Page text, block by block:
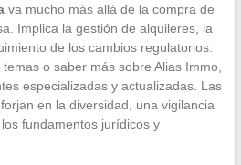
va mucho más allá de la compra de
Implica la gestión de alquileres, la
de los cambios regulatorios.
o saber más sobre Alias Immo,
especializadas y actualizadas. Las
en la diversidad, una vigilancia
fundamentos jurídicos y